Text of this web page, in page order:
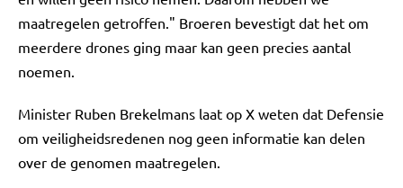
maatregelen getroffen." Broeren bevestigt dat het om
meerdere drones ging maar kan geen precies aantal
noemen.
Minister Ruben Brekelmans laat op X weten dat Defensie
om veiligheidsredenen nog geen informatie kan delen
over de genomen maatregelen.